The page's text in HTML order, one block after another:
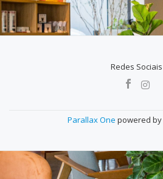
Redes Sociais
Parallax One powered by